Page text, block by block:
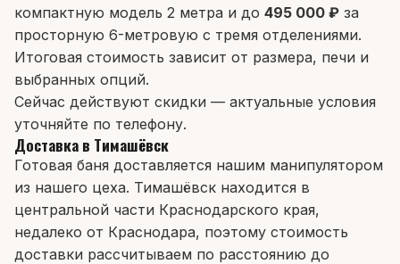
компактную модель 2 метра и до 495 000 ₽ за
просторную 6-метровую с тремя отделениями.
Итоговая стоимость зависит от размера, печи и
выбранных опций.
Сейчас действуют скидки — актуальные условия
уточняйте по телефону.
Доставка в Тимашёвск
Готовая баня доставляется нашим манипулятором
из нашего цеха. Тимашёвск находится в
центральной части Краснодарского края,
недалеко от Краснодара, поэтому стоимость
доставки рассчитываем по расстоянию до